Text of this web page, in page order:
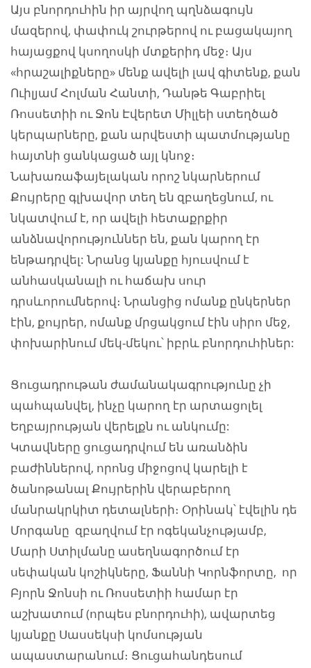
Այս բնորդուհին իր այրվող պղնձագույն
մազերով, փափուկ շուրթերով ու բացակայող
հայացքով կսողոսկի մտքերիդ մեջ։ Այս
«հրաշալիքները» մենք ավելի լավ գիտենք, քան
Ուիլյամ Հոլման Հանտի, Դանթե Գաբրիել
Ռոսսետիի ու Ջոն Էվերետ Միլլեի ստեղծած
կերպարները, քան արվեստի պատմությանը
հայտնի ցանկացած այլ կնոջ։
Նախառաֆայելական որոշ նկարներում
Քույրերը գլխավոր տեղ են զբաղեցնում, ու
նկատվում է, որ ավելի հետաքրքիր
անձնավորություններ են, քան կարող էր
ենթադրվել: Նրանց կյանքը հյուսվում է
անհասկանալի ու հաճախ սուր
դրսևորումներով։ Նրանցից ոմանք ընկերներ
էին, քույրեր, ոմանք մրցակցում էին սիրո մեջ,
փոխարինում մեկ-մեկու՝ իբրև բնորդուհիներ:
Ցուցադրութան ժամանակագրությունը չի
պահպանվել, ինչը կարող էր արտացոլել
Եղբայրության վերելքն ու անկումը:
Կտավները ցուցադրվում են առանձին
բաժիններով, որոնց միջոցով կարելի է
ծանոթանալ Քույրերին վերաբերող
մանրակրկիտ դետալների։ Օրինակ՝ էվելին դե
Մորգանը զբաղվում էր ոգեկանչությամբ,
Մարի Ստիլմանը ասեղնագործում էր
սեփական կոշիկները, Ֆաննի Կորնֆորտը, որ
Բյորն Ջոնսի ու Ռոսսետիի համար էր
աշխատում (որպես բնորդուհի), ավարտեց
կյանքը Սասսեկսի կոմսության
ապաստարանում։ Ցուցահանդեսում